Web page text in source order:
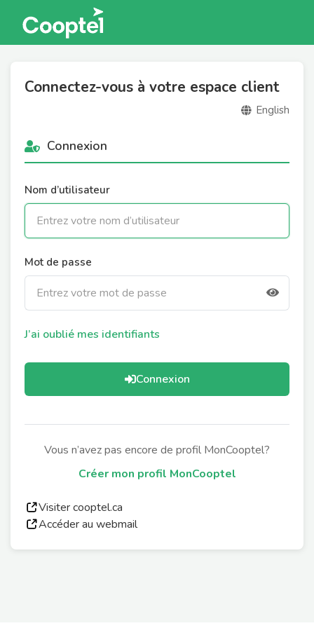
Connectez-vous à votre espace client
English
Connexion
Nom d’utilisateur
Mot de passe
J’ai oublié mes identifiants
Connexion
Vous n’avez pas encore de profil MonCooptel?
Créer mon profil MonCooptel
Visiter cooptel.ca
Accéder au webmail